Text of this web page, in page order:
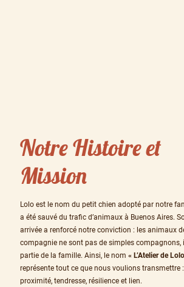
Notre Histoire et
Mission
Lolo est le nom du petit chien adopté par notre
a été sauvé du trafic d’animaux à Buenos Aires.
arrivée a renforcé notre conviction : les animaux
compagnie ne sont pas de simples compagnons,
partie de la famille. Ainsi, le nom « L’Atelier de
représente tout ce que nous voulions transmettre :
proximité, tendresse, résilience et lien.